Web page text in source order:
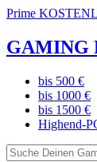
Prime
GAMING
bis 500 €
bis 1000 €
bis 1500 €
Highend-